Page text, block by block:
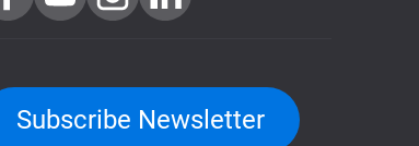
Subscribe Newsletter